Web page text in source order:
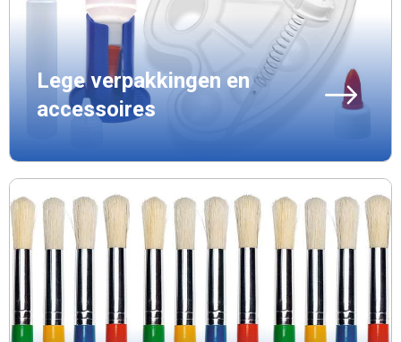
Lege verpakkingen en
accessoires